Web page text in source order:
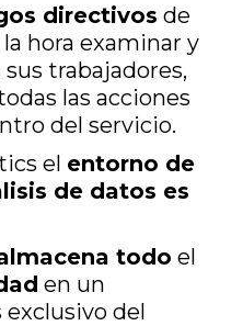
directivos de
hora examinar y
trabajadores,
las acciones
del servicio.
el entorno de
de datos es
todo el
en un
del